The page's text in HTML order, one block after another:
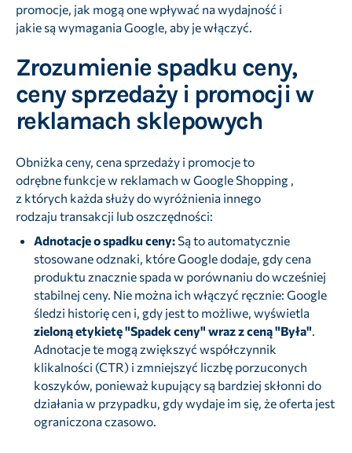
promocje, jak mogą one wpływać na wydajność i
jakie są wymagania Google, aby je włączyć.
Zrozumienie spadku ceny,
ceny sprzedaży i promocji w
reklamach sklepowych
Obniżka ceny, cena sprzedaży i promocje to
odrębne funkcje w reklamach w Google Shopping ,
z których każda służy do wyróżnienia innego
rodzaju transakcji lub oszczędności:
Adnotacje o spadku ceny:Są to automatycznie
stosowane odznaki, które Google dodaje, gdy cena
produktu znacznie spada w porównaniu do wcześniej
stabilnej ceny. Nie można ich włączyć ręcznie: Google
śledzi historię cen i, gdy jest to możliwe, wyświetla
zieloną etykietę "Spadek ceny" wraz z ceną "Była".
Adnotacje te mogą zwiększyć współczynnik
klikalności (CTR) i zmniejszyć liczbę porzuconych
koszyków, ponieważ kupujący są bardziej skłonni do
działania w przypadku, gdy wydaje im się, że oferta jest
ograniczona czasowo.